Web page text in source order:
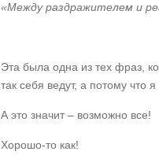
«Между раздражителем и
Эта была одна из тех фраз,
так себя ведут, а потому что
А это значит – возможно все!
Хорошо-то как!